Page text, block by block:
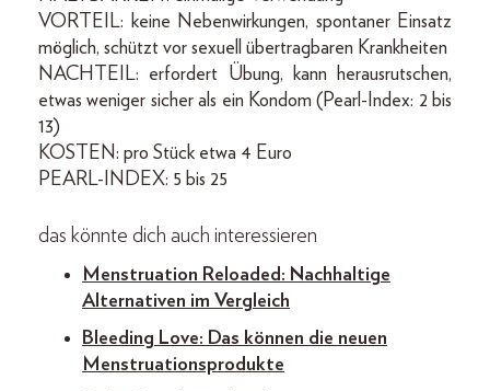
VORTEIL: keine Nebenwirkungen, spontaner Einsatz
möglich, schützt vor sexuell übertragbaren Krankheiten
NACHTEIL: erfordert Übung, kann herausrutschen,
etwas weniger sicher als ein Kondom (Pearl-Index: 2 bis
13)
KOSTEN: pro Stück etwa 4 Euro
PEARL-INDEX: 5 bis 25
das könnte dich auch interessieren
Menstruation Reloaded: Nachhaltige
Alternativen im Vergleich
Bleeding Love: Das können die neuen
Menstruationsprodukte